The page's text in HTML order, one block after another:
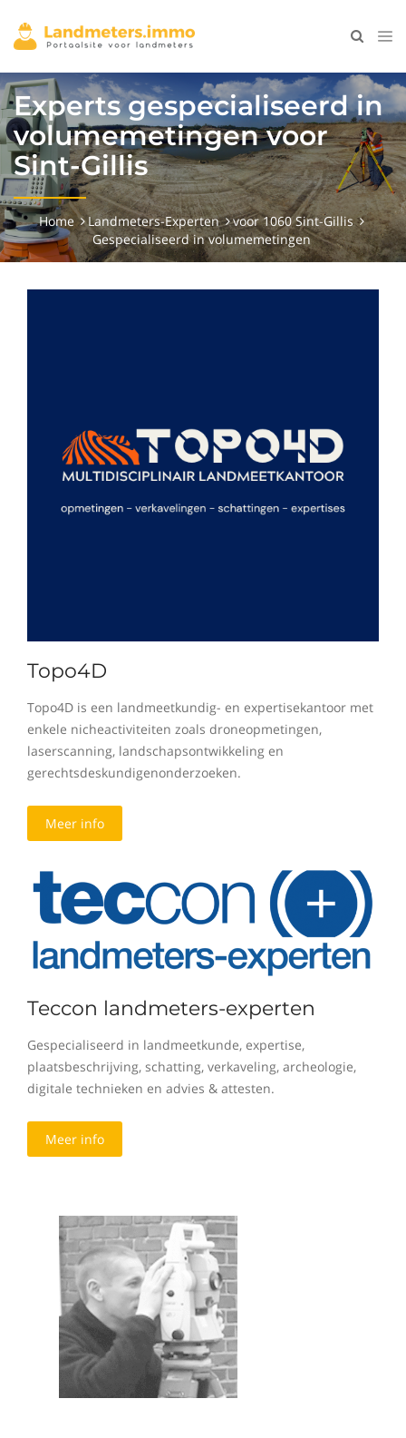
Experts gespecialiseerd in
volumemetingen voor
Sint-Gillis
Home Landmeters-Experten
voor 1060 Sint-Gillis
Gespecialiseerd in volumemetingen
Topo4D
Topo4D is een landmeetkundig- en expertisekantoor met
enkele nicheactiviteiten zoals droneopmetingen,
laserscanning, landschapsontwikkeling en
gerechtsdeskundigenonderzoeken.
Meer info
Teccon landmeters-experten
Gespecialiseerd in landmeetkunde, expertise,
plaatsbeschrijving, schatting, verkaveling, archeologie,
digitale technieken en advies & attesten.
Meer info